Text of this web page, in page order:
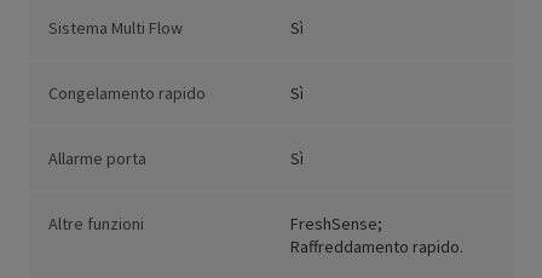
Sistema Multi Flow Sì
Congelamento rapido Sì
Allarme porta Sì
Altre funzioni
FreshSense;
Raffreddamento rapido.